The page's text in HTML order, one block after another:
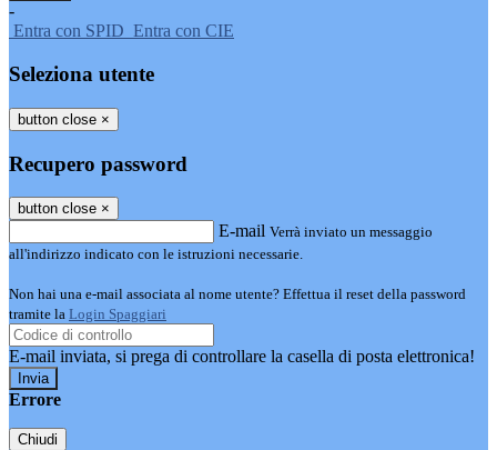
-
Entra con SPID Entra con CIE
Seleziona utente
button close ×
Recupero password
button close ×
E-mail Verrà inviato un messaggio
all'indirizzo indicato con le istruzioni necessarie.
Non hai una e-mail associata al nome utente? Effettua il reset della password
tramite la Login Spaggiari
E-mail inviata, si prega di controllare la casella di posta elettronica!
Errore
Chiudi